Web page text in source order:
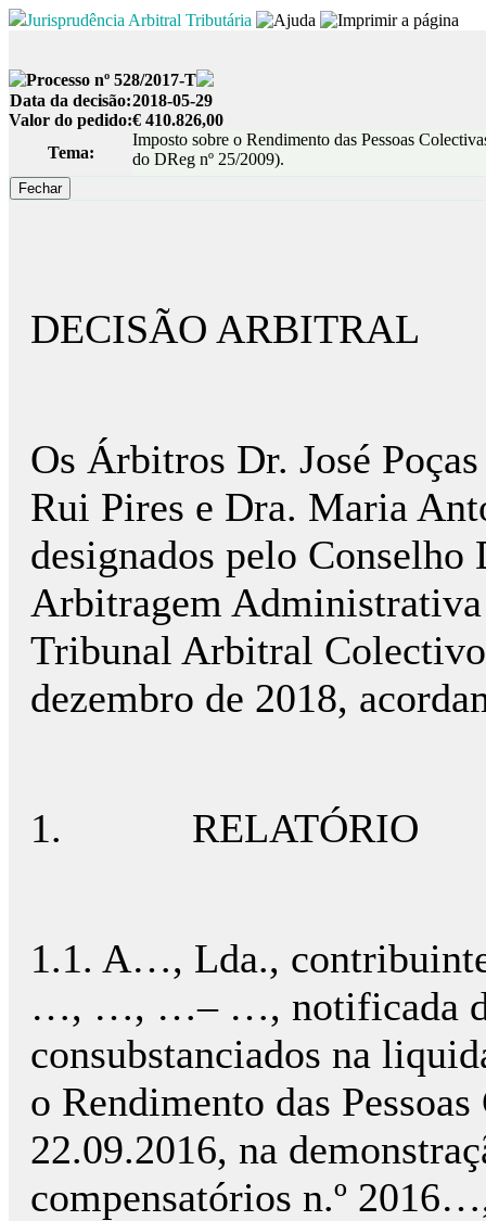
Jurisprudência Arbitral Tributária
Processo nº 528/2017-T
Data da decisão:2018-05-29
Valor do pedido:€ 410.826,00
Tema:
Imposto sobre o Rendimento das Pessoas
do DReg nº 25/2009).
DECISÃO ARBITRAL
Os Árbitros Dr. José
Rui Pires e Dra. Maria
designados pelo
Arbitragem
Tribunal Arbitral
dezembro de 2018,
1. RELATÓRIO
1.1. A…, Lda.,
…, …, …– …, notificada
consubstanciados na
o Rendimento das
22.09.2016, na
compensatórios n.º